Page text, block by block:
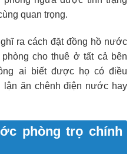
quan trọng.
ra cách đặt đồng hồ nước
cho thuê ở tất cả bên
ai biết được họ có điều
lận ăn chênh điện nước hay
phòng trọ chính